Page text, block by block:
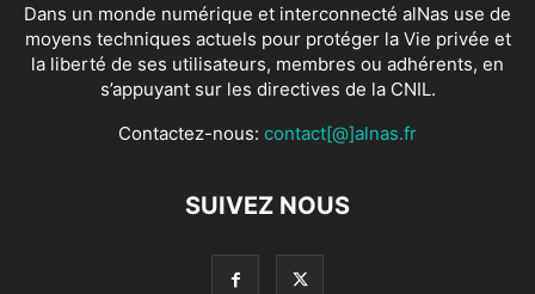
Dans un monde numérique et interconnecté alNas use de
moyens techniques actuels pour protéger la Vie privée et
la liberté de ses utilisateurs, membres ou adhérents, en
s’appuyant sur les directives de la CNIL.
Contactez-nous: contact[@]alnas.fr
SUIVEZ NOUS